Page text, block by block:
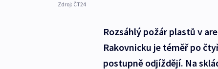
Zdroj: ČT24
Rozsáhlý požár plastů v
Rakovnicku je téměř po
postupně odjíždějí. Na